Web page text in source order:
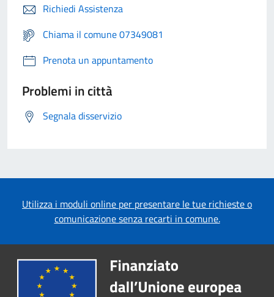
Richiedi Assistenza
Chiama il comune 07349081
Prenota un appuntamento
Problemi in città
Segnala disservizio
Utilizza i moduli online per presentare le tue richieste o
comunicazione senza recarti in comune.